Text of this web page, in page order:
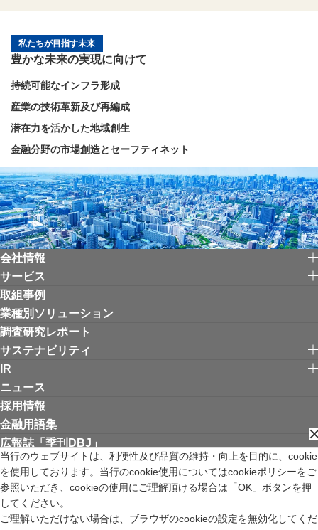
当行のウェブサイトは、利便性及び品質の維持・向上を目的に、cookie
を使用しております。当行のcookie使用についてはcookieポリシーをご
参照いただき、cookieの使用にご理解頂ける場合は「OK」ボタンを押
してください。
ご理解いただけない場合は、ブラウザのcookieの設定を無効化してくだ
私たちが目指す未来
豊かな未来の実現に向けて
持続可能なインフラ形成
産業の技術革新及び再編成
潜在力を活かした地域創生
金融分野の市場創造とセーフティネット
会社情報
サービス
取組事例
業種別ソリューション
調査研究レポート
サステナビリティ
IR
ニュース
採用情報
金融用語集
広報誌「季刊DBJ」
リンク集 お問い合わせ サイトご利用にあたって 個人情報保護方針
ウェブアクセシビリティ方針
金融商品取引法の特定投資家制度に関する「期限日」について